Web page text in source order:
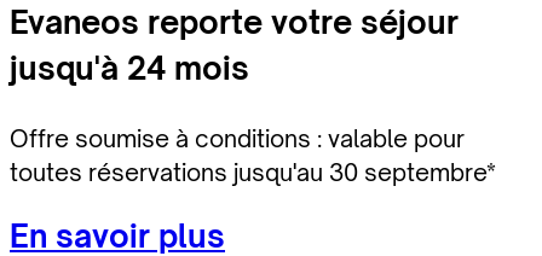
Evaneos reporte votre séjour
jusqu'à 24 mois
Offre soumise à conditions : valable pour
toutes réservations jusqu'au 30 septembre*
En savoir plus